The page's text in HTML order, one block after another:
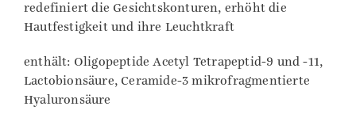
redefiniert die Gesichtskonturen, erhöht die
Hautfestigkeit und ihre Leuchtkraft
enthält: Oligopeptide Acetyl Tetrapeptid-9 und -11,
Lactobionsäure, Ceramide-3 mikrofragmentierte
Hyaluronsäure